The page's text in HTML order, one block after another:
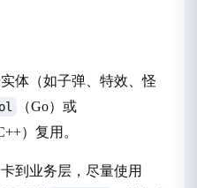
体（如子弹、特效、怪
（Go）或
）复用。
到业务层，尽量使用